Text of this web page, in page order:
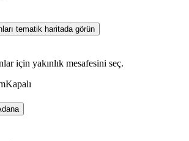
tematik haritada görün
için yakınlık mesafesini seç.
Kapalı